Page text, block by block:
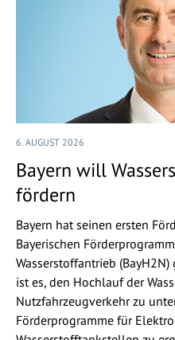
6. AUGUST 2026
Bayern will
fördern
Bayern hat seinen ersten
Bayerischen
Wasserstoffantrieb
ist es, den Hochlauf der
Nutzfahrzeugverkehr zu
Förderprogramme für